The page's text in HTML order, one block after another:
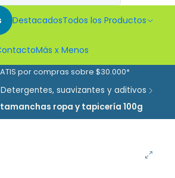
DestacadosTodos los Productos
Más x Menos
por compras sobre $30.000*
Detergentes, suavizantes y aditivos
ropa y tapicería 100g